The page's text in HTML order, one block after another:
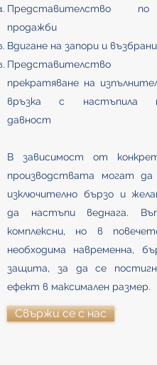
Представителство по
продажби
Вдигане на запори и възбрани
Представителство
прекратяване на
връзка с настъпила
давност
В зависимост от
производствата могат да
изключително бързо и
да настъпи веднага.
комплексни, но в
необходима навременна,
защита, за да се
ефект в максимален размер.
Свържи се с нас